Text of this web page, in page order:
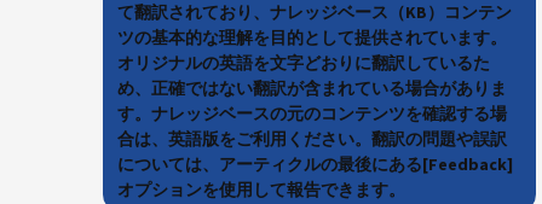
て翻訳されており、ナレッジベース（KB）コンテン
ツの基本的な理解を目的として提供されています。
オリジナルの英語を文字どおりに翻訳しているた
め、正確ではない翻訳が含まれている場合がありま
す。ナレッジベースの元のコンテンツを確認する場
合は、英語版をご利用ください。翻訳の問題や誤訳
については、アーティクルの最後にある[Feedback]
オプションを使用して報告できます。